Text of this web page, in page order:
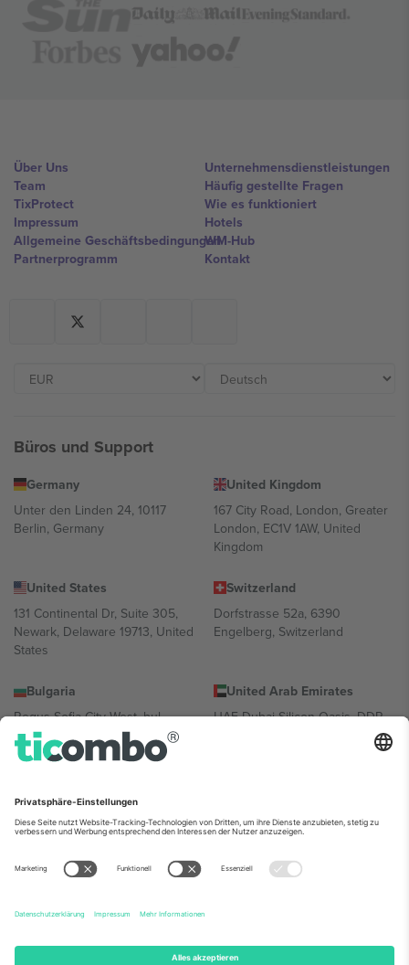
Über Uns
Team
TixProtect
Impressum
Allgemeine Geschäftsbedingungen
Partnerprogramm
Unternehmensdienstleistungen
Häufig gestellte Fragen
Wie es funktioniert
Hotels
WM-Hub
Kontakt
Büros und Support
Germany
Unter den Linden 24, 10117
Berlin, Germany
United Kingdom
167 City Road, London, Greater
London, EC1V 1AW, United
Kingdom
United States
131 Continental Dr, Suite 305,
Newark, Delaware 19713, United
States
Switzerland
Dorfstrasse 52a, 6390
Engelberg, Switzerland
Bulgaria
Regus Sofia City West, bul
Totleben 53-55, 1606 Sofia,
Bulgaria
United Arab Emirates
UAE Dubai Silicon Oasis, DDP
Building A1, Office 302, Dubai,
Mexico
Av Chapultepec 360, Roma
Norte, Cuauhtémoc, 06700
Ciudad de México, CDMX,
Mexico
Die juristische Person des Plattformanbieters kann je nach
Informationen finden Sie auf der jeweiligen Veranstaltungsseite, im